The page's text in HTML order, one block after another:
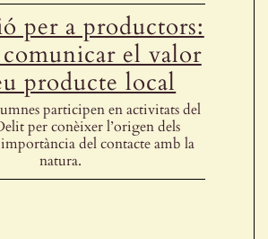
per a productors:
comunicar el valor
producte local
participen en activitats del
per conèixer l’origen dels
del contacte amb la
natura.